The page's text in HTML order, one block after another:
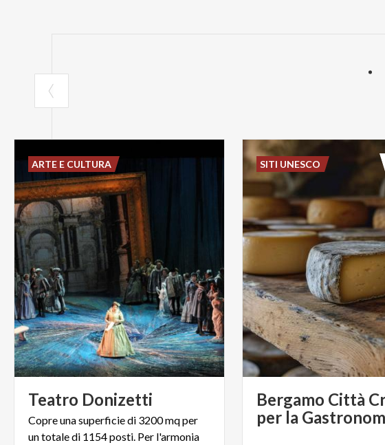
Teatro Donizetti
Copre una superficie di 3200 mq per
un totale di 1154 posti. Per l'armonia
ARTE E CULTURA
Bergamo Città
per la
SITI UNESCO